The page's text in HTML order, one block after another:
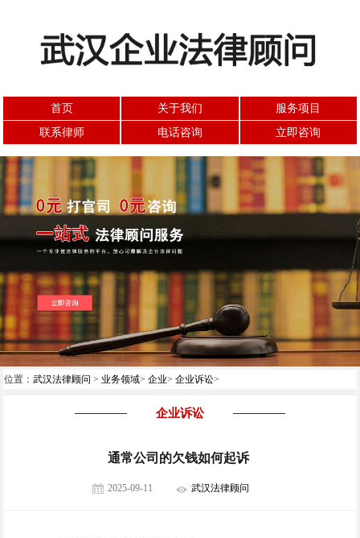
首页 关于我们
服务项目
联系律师
电话咨询 立即咨询
位置： 武汉法律顾问 > 业务领域> 企业> 企业诉讼>
企业诉讼
通常公司的欠钱如何起诉
2025-09-11 武汉法律顾问